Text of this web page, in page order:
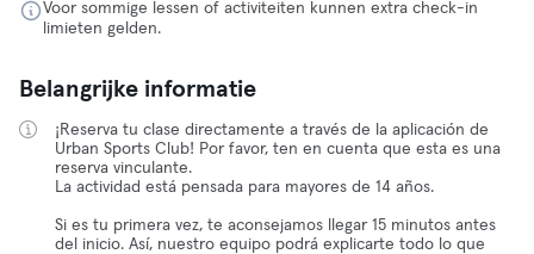
Voor sommige lessen of activiteiten kunnen extra check-in
limieten gelden.
Belangrijke informatie
¡Reserva tu clase directamente a través de la aplicación de
Urban Sports Club! Por favor, ten en cuenta que esta es una
reserva vinculante.
La actividad está pensada para mayores de 14 años.
Si es tu primera vez, te aconsejamos llegar 15 minutos antes
del inicio. Así, nuestro equipo podrá explicarte todo lo que